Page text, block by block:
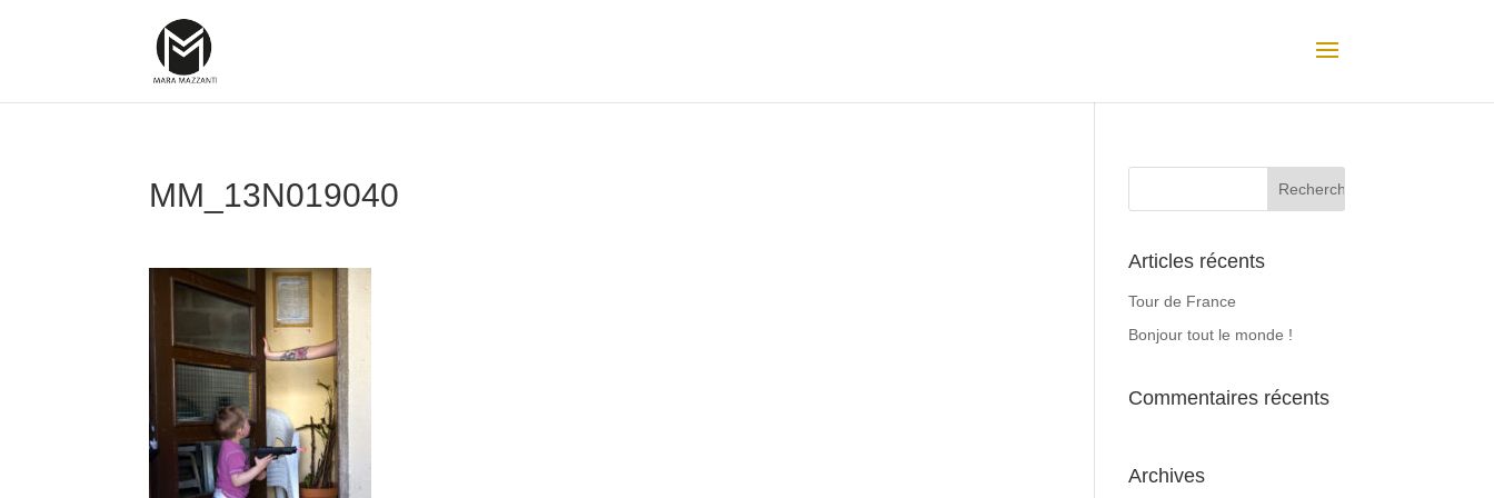
MM_13N019040
Articles récents
Tour de France
Bonjour tout le monde !
Commentaires récents
Archives